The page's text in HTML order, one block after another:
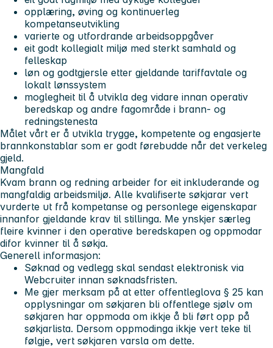
opplæring, øving og kontinuerleg
kompetanseutvikling
varierte og utfordrande arbeidsoppgåver
eit godt kollegialt miljø med sterkt samhald og
felleskap
løn og godtgjersle etter gjeldande tariffavtale og
lokalt lønssystem
moglegheit til å utvikla deg vidare innan operativ
beredskap og andre fagområde i brann- og
redningstenesta
Målet vårt er å utvikla trygge, kompetente og engasjerte
brannkonstablar som er godt førebudde når det verkeleg
gjeld.
Mangfald
Kvam brann og redning arbeider for eit inkluderande og
mangfaldig arbeidsmiljø. Alle kvalifiserte søkjarar vert
vurderte ut frå kompetanse og personlege eigenskapar
innanfor gjeldande krav til stillinga. Me ynskjer særleg
fleire kvinner i den operative beredskapen og oppmodar
difor kvinner til å søkja.
Generell informasjon:
Søknad og vedlegg skal sendast elektronisk via
Webcruiter innan søknadsfristen.
Me gjer merksam på at etter offentleglova § 25 kan
opplysningar om søkjaren bli offentlege sjølv om
søkjaren har oppmoda om ikkje å bli ført opp på
søkjarlista. Dersom oppmodinga ikkje vert teke til
følgje, vert søkjaren varsla om dette.